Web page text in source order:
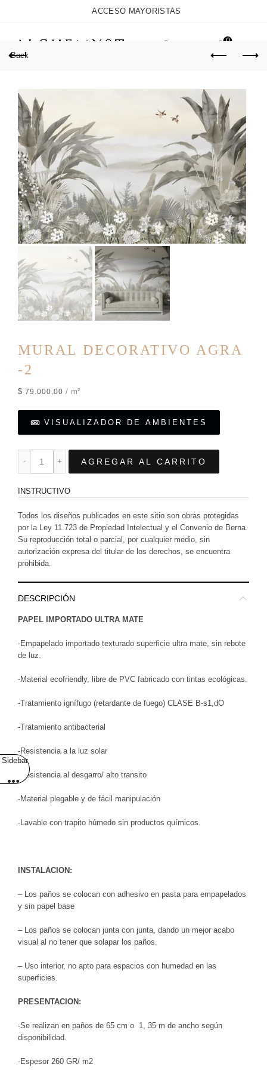
ACCESO MAYORISTAS
0
Back
MURAL DECORATIVO AGRA
-2
$ 79.000,00 / m²
VISUALIZADOR DE AMBIENTES
AGREGAR AL CARRITO
INSTRUCTIVO
Todos los diseños publicados en este sitio son obras protegidas
por la Ley 11.723 de Propiedad Intelectual y el Convenio de Berna.
Su reproducción total o parcial, por cualquier medio, sin
autorización expresa del titular de los derechos, se encuentra
prohibida.
DESCRIPCIÓN
PAPEL IMPORTADO ULTRA MATE
-Empapelado importado texturado superficie ultra mate, sin rebote
de luz.
-Material ecofriendly, libre de PVC fabricado con tintas ecológicas.
-Tratamiento ignífugo (retardante de fuego) CLASE B-s1,dO
-Tratamiento antibacterial
-Resistencia a la luz solar
-Resistencia al desgarro/ alto transito
-Material plegable y de fácil manipulación
-Lavable con trapito húmedo sin productos químicos.
INSTALACION:
– Los paños se colocan con adhesivo en pasta para empapelados
y sin papel base
– Los paños se colocan junta con junta, dando un mejor acabo
visual al no tener que solapar los paños.
– Uso interior, no apto para espacios con humedad en las
superficies.
PRESENTACION:
-Se realizan en paños de 65 cm o 1, 35 m de ancho según
disponibilidad.
-Espesor 260 GR/ m2
Sidebar